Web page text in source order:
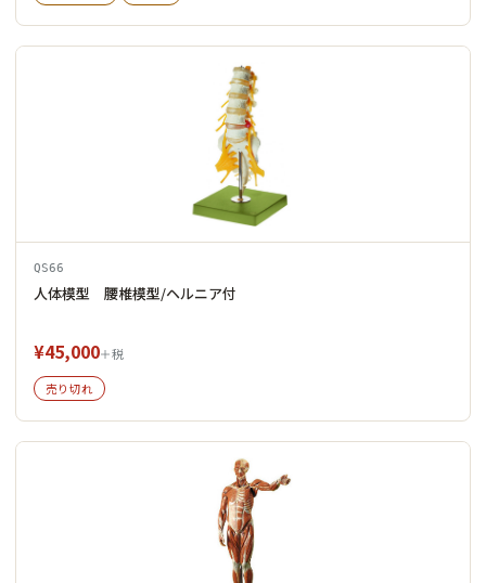
QS66
人体模型 腰椎模型/ヘルニア付
¥45,000＋税
売り切れ